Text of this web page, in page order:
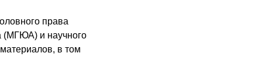
права
(МГЮА) и научного
в том